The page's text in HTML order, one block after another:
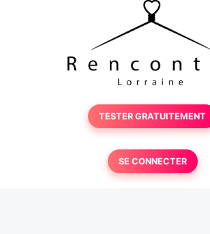
TESTER GRATUITEMENT
SE CONNECTER